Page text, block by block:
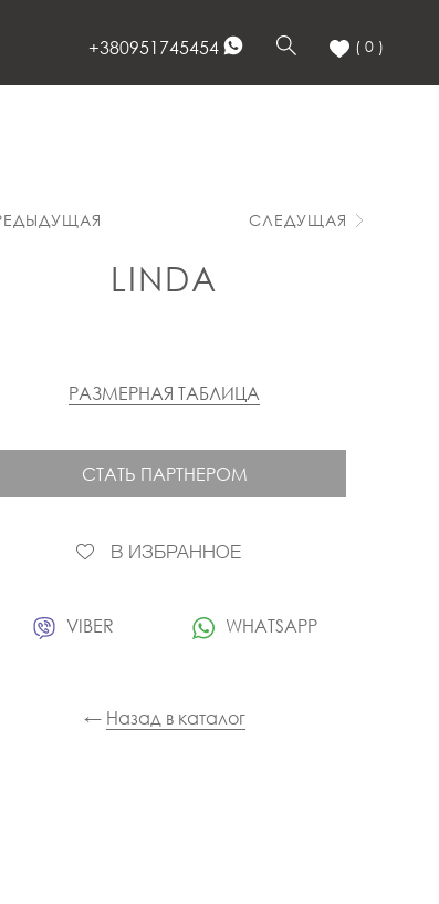
+380951745454 ( 0 )
LINDA
СЛЕДУЩАЯ
РАЗМЕРНАЯ ТАБЛИЦА
СТАТЬ ПАРТНЕРОМ
В ИЗБРАННОЕ
VIBER WHATSAPP
← Назад в каталог